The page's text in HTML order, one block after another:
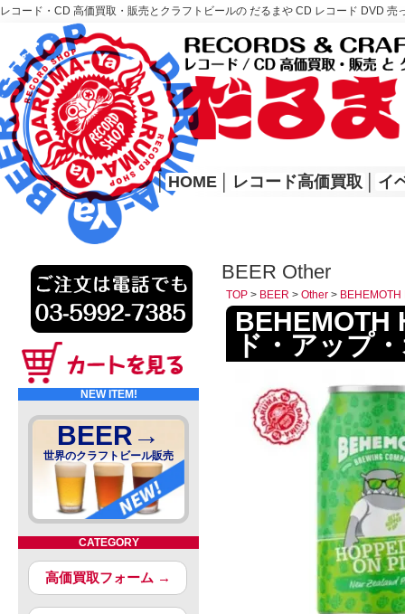
レコード・CD 高価買取・販売とクラフトビールの だるまや CD レコード DVD
レコード高価買取はこちら
HOME
│ HOME レコード高価買取 イ
NEW ITEM!
BEER→
世界のクラフトビール販売
CATEGORY
高価買取フォーム →
BEER Other
TOP > BEER > Other >
BEHEMOTH
ド・アップ